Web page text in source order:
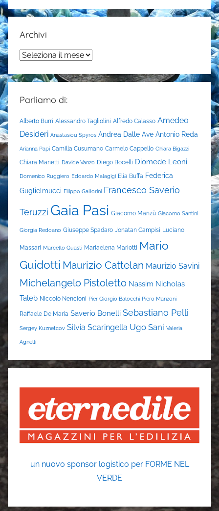
Archivi
Archivi
Parliamo di:
Alberto Burri Alessandro Tagliolini Alfredo Calasso Amedeo
Desideri Anastasiou Spyros Andrea Dalle Ave Antonio Reda
Arianna Papi Camilla Cusumano Carmelo Cappello Chiara Bigazzi
Chiara Manetti Davide Vanzo Diego Bocelli Diomede Leoni
Domenico Ruggiero Edoardo Malagigi Elia Buffa Federica
Guglielmucci Filippo Gallorini Francesco Saverio
Teruzzi Gaia Pasi Giacomo Manzù Giacomo Santini
Giorgia Redoano Giuseppe Spadaro Jonatan Campisi Luciano
Massari Marcello Guasti Mariaelena Mariotti Mario
Guidotti Maurizio Cattelan Maurizio Savini
Michelangelo Pistoletto Nassim Nicholas
Taleb Niccolò Nencioni Pier Giorgio Balocchi Piero Manzoni
Raffaele De Maria Saverio Bonelli Sebastiano Pelli
Sergey Kuznetcov Silvia Scaringella Ugo Sani Valeria
Agnelli
un nuovo sponsor logistico per FORME NEL
VERDE